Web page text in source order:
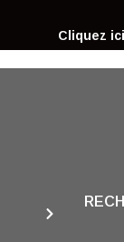
Cliquez